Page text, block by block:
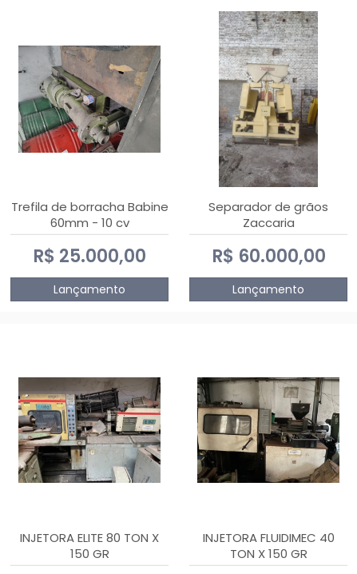
Trefila de borracha Babine
60mm - 10 cv
R$ 25.000,00
Lançamento
Separador de grãos
Zaccaria
R$ 60.000,00
Lançamento
INJETORA ELITE 80 TON X
150 GR
INJETORA FLUIDIMEC 40
TON X 150 GR